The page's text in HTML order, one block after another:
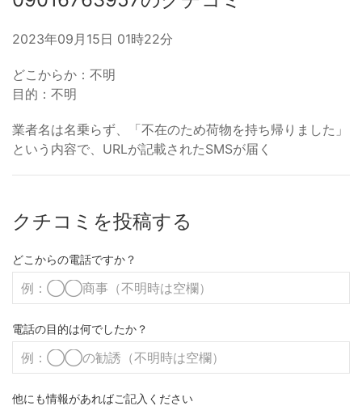
2023年09月15日 01時22分
どこからか：不明
目的：不明
業者名は名乗らず、「不在のため荷物を持ち帰りました」
という内容で、URLが記載されたSMSが届く
クチコミを投稿する
どこからの電話ですか？
電話の目的は何でしたか？
他にも情報があればご記入ください